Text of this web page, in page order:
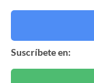
Suscríbete en: